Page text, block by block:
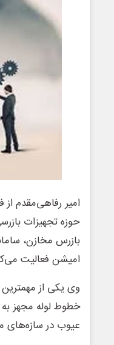
امیر رفاهی‌مقدم
حوزه تجهیزات
بازرس مخازن،
امیشن فعالیت
وی یکی از
عیوب در سازه‌های